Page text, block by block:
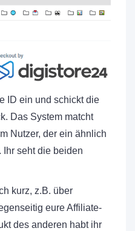
ID ein und schickt die
Das System matcht
Nutzer, der ein ähnlich
seht die beiden
kurz, z.B. über
eure Affiliate-
des anderen habt ihr